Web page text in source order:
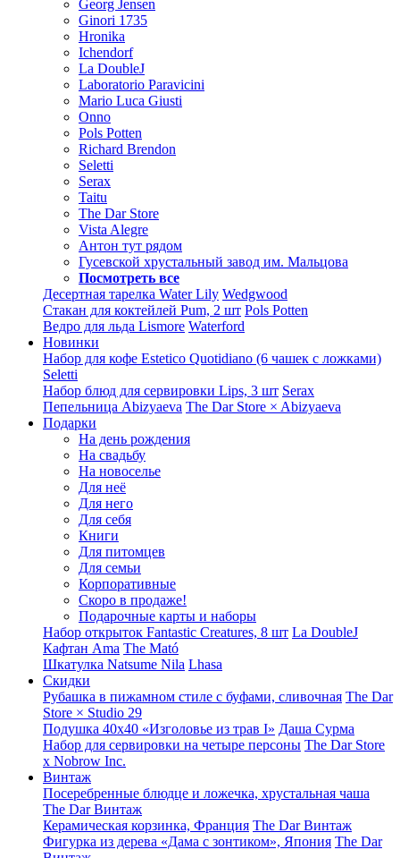
Georg Jensen
Ginori 1735
Hronika
Ichendorf
La DoubleJ
Laboratorio Paravicini
Mario Luca Giusti
Onno
Pols Potten
Richard Brendon
Seletti
Serax
Taitu
The Dar Store
Vista Alegre
Антон тут рядом
Гусевской хрустальный завод им. Мальцова
Посмотреть все
Десертная тарелка Water Lily Wedgwood
Стакан для коктейлей Pum, 2 шт Pols Potten
Ведро для льда Lismore Waterford
Новинки
Набор для кофе Estetico Quotidiano (6 чашек с ложками)
Seletti
Набор блюд для сервировки Lips, 3 шт Serax
Пепельница Abizyaeva The Dar Store × Abizyaeva
Подарки
На день рождения
На свадьбу
На новоселье
Для неё
Для него
Для себя
Книги
Для питомцев
Для семьи
Корпоративные
Скоро в продаже!
Подарочные карты и наборы
Набор открыток Fantastic Creatures, 8 шт La DoubleJ
Кафтан Ama The Mató
Шкатулка Natsume Nila Lhasa
Скидки
Рубашка в пижамном стиле с буфами, сливочная The Dar
Store × Studio 29
Подушка 40x40 «Изголовье из трав I» Даша Сурма
Набор для сервировки на четыре персоны The Dar Store
х Nobrow Inc.
Винтаж
Посеребренные блюдце и ложечка, хрустальная чаша
The Dar Винтаж
Керамическая корзинка, Франция The Dar Винтаж
Фигурка из дерева «Дама с зонтиком», Япония The Dar